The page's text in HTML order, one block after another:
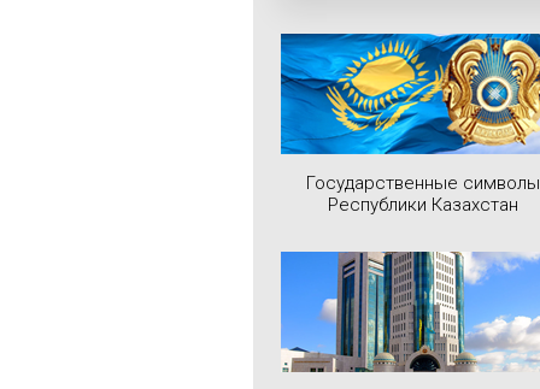
Государственные символы
Республики Казахстан